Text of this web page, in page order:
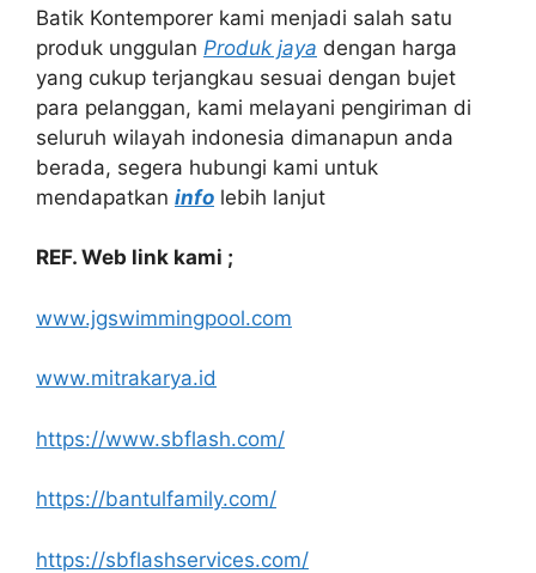
Batik Kontemporer kami menjadi salah satu
produk unggulan Produk jaya dengan harga
yang cukup terjangkau sesuai dengan bujet
para pelanggan, kami melayani pengiriman di
seluruh wilayah indonesia dimanapun anda
berada, segera hubungi kami untuk
mendapatkan info lebih lanjut
REF. Web link kami ;
www.jgswimmingpool.com
www.mitrakarya.id
https://www.sbflash.com/
https://bantulfamily.com/
https://sbflashservices.com/